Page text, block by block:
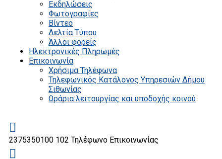
Εκδηλώσεις
Φωτογραφίες
Βίντεο
Δελτία Τύπου
Άλλοι φορείς
Ηλεκτρονικές Πληρωμές
Επικοινωνία
Χρήσιμα Τηλέφωνα
Τηλεφωνικός Κατάλογος Υπηρεσιών Δήμου
Σιθωνίας
Ωράρια λειτουργίας και υποδοχής κοινού
2375350100 102 Τηλέφωνο Επικοινωνίας